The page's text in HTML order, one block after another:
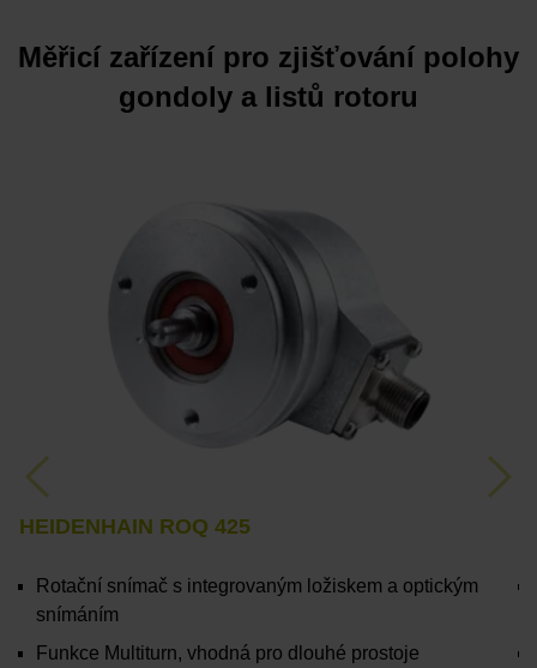
Měřicí zařízení pro zjišťování polohy
gondoly a listů rotoru
HEIDENHAIN ROQ 425
Rotační snímač s integrovaným ložiskem a optickým
snímáním
Funkce Multiturn, vhodná pro dlouhé prostoje
Previous Next